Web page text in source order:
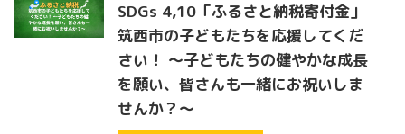
SDGs 4,10「ふるさと納税寄付金」
筑西市の子どもたちを応援してくだ
さい！ ～子どもたちの健やかな成長
を願い、皆さんも一緒にお祝いしま
せんか？～